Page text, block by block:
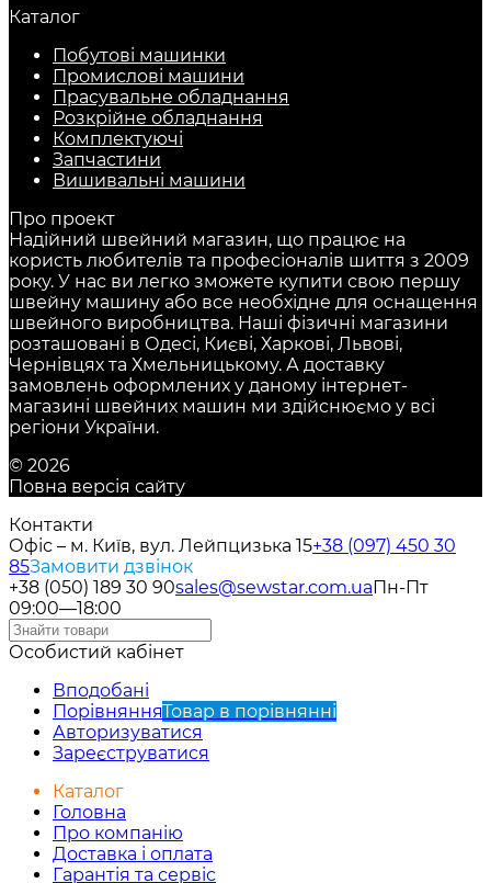
Каталог
Побутові машинки
Промислові машини
Прасувальне обладнання
Розкрійне обладнання
Комплектуючі
Запчастини
Вишивальні машини
Про проект
Надійний швейний магазин, що працює на
користь любителів та професіоналів шиття з 2009
року. У нас ви легко зможете купити свою першу
швейну машину або все необхідне для оснащення
швейного виробництва. Наші фізичні магазини
розташовані в Одесі, Києві, Харкові, Львові,
Чернівцях та Хмельницькому. А доставку
замовлень оформлених у даному інтернет-
магазині швейних машин ми здійснюємо у всі
регіони України.
© 2026
Повна версія сайту
Контакти
Офіс – м. Київ, вул. Лейпцизька 15+38 (097) 450 30
85Замовити дзвінок
+38 (050) 189 30 90sales@sewstar.com.uaПн-Пт
09:00—18:00
Особистий кабінет
Вподобані
ПорівнянняТовар в порівнянні
Авторизуватися
Зареєструватися
Каталог
Головна
Про компанію
Доставка і оплата
Гарантія та сервіс